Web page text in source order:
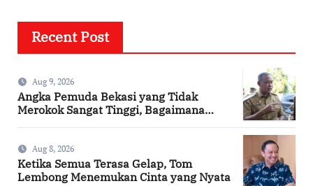
Recent Post
Aug 9, 2026
Angka Pemuda Bekasi yang Tidak
Merokok Sangat Tinggi, Bagaimana
Aug 8, 2026
Ketika Semua Terasa Gelap, Tom
Lembong Menemukan Cinta yang Nyata